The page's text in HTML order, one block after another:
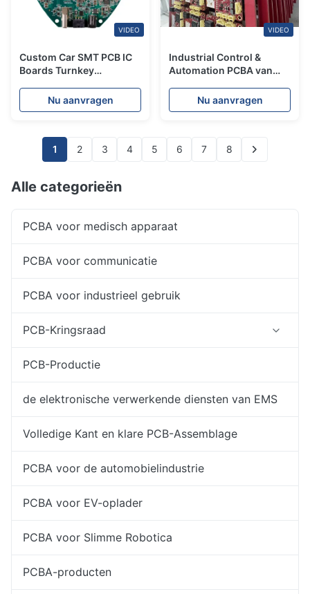
VIDEO
Custom Car SMT PCB IC
Boards Turnkey
geïntegreerde apparaten
Nu aanvragen
VIDEO
Industrial Control &
Automation PCBA van
Manufacturing &
Assembly Services
Nu aanvragen
1 2 3 4 5 6 7 8
Alle categorieën
PCBA voor medisch apparaat
PCBA voor communicatie
PCBA voor industrieel gebruik
PCB-Kringsraad
PCB-Productie
de elektronische verwerkende diensten van EMS
Volledige Kant en klare PCB-Assemblage
PCBA voor de automobielindustrie
PCBA voor EV-oplader
PCBA voor Slimme Robotica
PCBA-producten